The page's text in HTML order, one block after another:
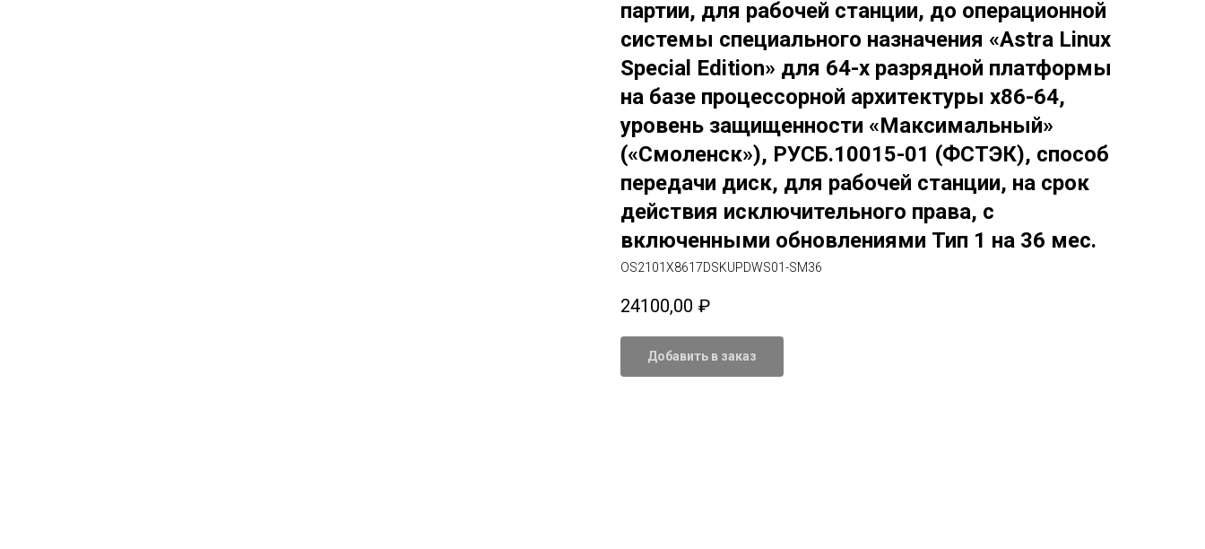
партии, для рабочей станции, до операционной
системы специального назначения «Astra Linux
Special Edition» для 64-х разрядной платформы
на базе процессорной архитектуры х86-64,
уровень защищенности «Максимальный»
(«Смоленск»), РУСБ.10015-01 (ФСТЭК), способ
передачи диск, для рабочей станции, на срок
действия исключительного права, с
включенными обновлениями Тип 1 на 36 мес.
OS2101X8617DSKUPDWS01-SM36
24100,00 ₽
Добавить в заказ